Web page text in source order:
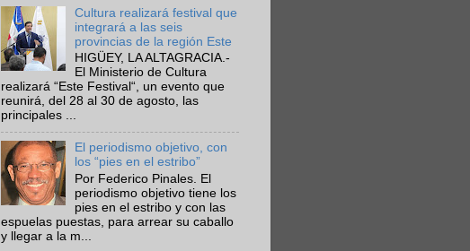
Cultura realizará festival que
integrará a las seis
provincias de la región Este
HIGÜEY, LA ALTAGRACIA.-
El Ministerio de Cultura
realizará “Este Festival“, un evento que
reunirá, del 28 al 30 de agosto, las
principales ...
El periodismo objetivo, con
los “pies en el estribo”
Por Federico Pinales. El
periodismo objetivo tiene los
pies en el estribo y con las
espuelas puestas, para arrear su caballo
y llegar a la m...